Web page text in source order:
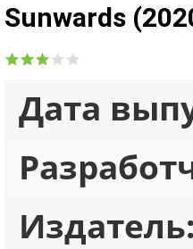
Sunwards
Дата
Издатель: